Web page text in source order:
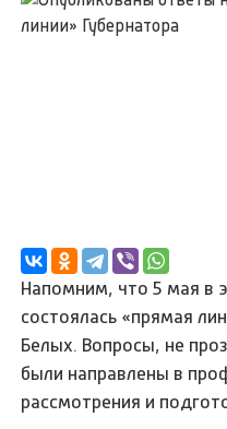
Напомним, что 5 мая в
состоялась «прямая
Белых. Вопросы, не
были направлены в
рассмотрения и